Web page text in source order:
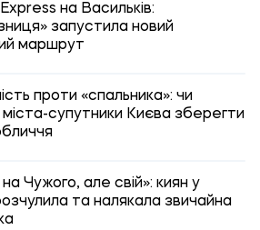
на Васильків:
запустила новий
маршрут
проти «спальника»: чи
супутники Києва зберегти
Чужого, але свій»: киян у
та налякала звичайна